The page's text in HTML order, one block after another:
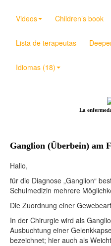
Videos Children’s book
Lista de terapeutas
Idiomas (18)
La
Ganglion (Überbein) am
Hallo,
für die Diagnose „Ganglion“
Schulmedizin mehrere
Die Zuordnung einer
In der Chirurgie wird als
Ausbuchtung einer
bezeichnet; hier auch als